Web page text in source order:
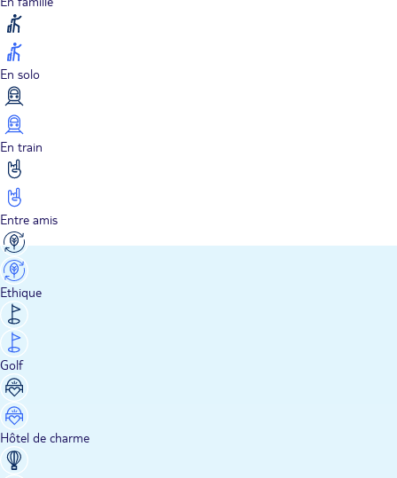
En solo
En train
Entre amis
Ethique
Golf
Hôtel de charme